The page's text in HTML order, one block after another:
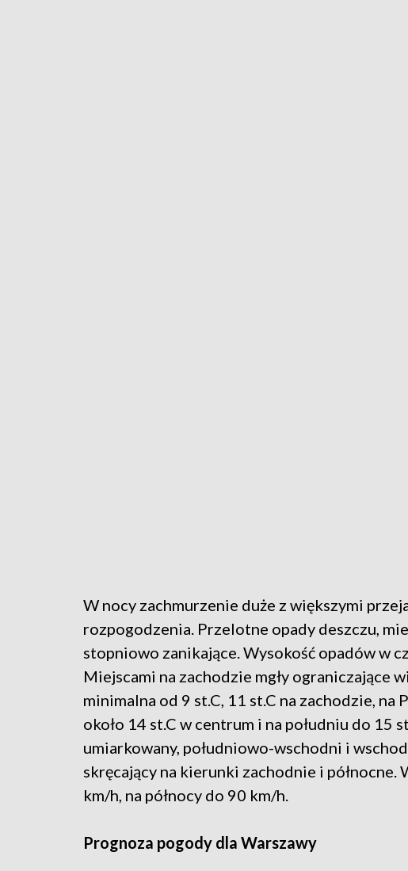
W nocy zachmurzenie duże z większymi
rozpogodzenia. Przelotne opady deszczu,
stopniowo zanikające. Wysokość opadów w
Miejscami na zachodzie mgły ograniczające
minimalna od 9 st.C, 11 st.C na zachodzie,
około 14 st.C w centrum i na południu do 15
umiarkowany, południowo-wschodni i
skręcający na kierunki zachodnie i
km/h, na północy do 90 km/h.
Prognoza pogody dla Warszawy